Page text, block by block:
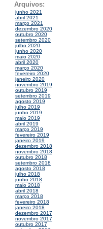
Arquivos:
junho 2021
abril 2021
março 2021
dezembro 2020
outubro 2020
setembro 2020
julho 2020
junho 2020
maio 2020
abril 2020
março 2020
fevereiro 2020
janeiro 2020
novembro 2019
outubro 2019
setembro 2019
agosto 2019
julho 2019
junho 2019
maio 2019
abril 2019
março 2019
fevereiro 2019
janeiro 2019
dezembro 2018
novembro 2018
outubro 2018
setembro 2018
agosto 2018
julho 2018
junho 2018
maio 2018
abril 2018
março 2018
fevereiro 2018
janeiro 2018
dezembro 2017
novembro 2017
outubro 2017